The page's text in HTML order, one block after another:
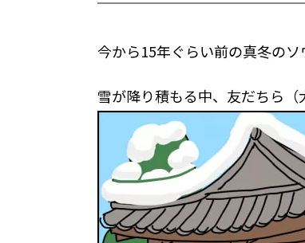
今から15年ぐらい前の真冬のソ
雪が降り積もる中、友だちら（